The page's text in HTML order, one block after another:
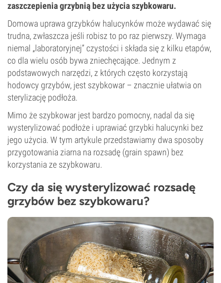
zaszczepienia grzybnią bez użycia szybkowaru.
Domowa uprawa grzybków halucynków może wydawać się
trudna, zwłaszcza jeśli robisz to po raz pierwszy. Wymaga
niemal „laboratoryjnej” czystości i składa się z kilku etapów,
co dla wielu osób bywa zniechęcające. Jednym z
podstawowych narzędzi, z których często korzystają
hodowcy grzybów, jest szybkowar – znacznie ułatwia on
sterylizację podłoża.
Mimo że szybkowar jest bardzo pomocny, nadal da się
wysterylizować podłoże i uprawiać grzybki halucynki bez
jego użycia. W tym artykule przedstawiamy dwa sposoby
przygotowania ziarna na rozsadę (grain spawn) bez
korzystania ze szybkowaru.
Czy da się wysterylizować rozsadę
grzybów bez szybkowaru?